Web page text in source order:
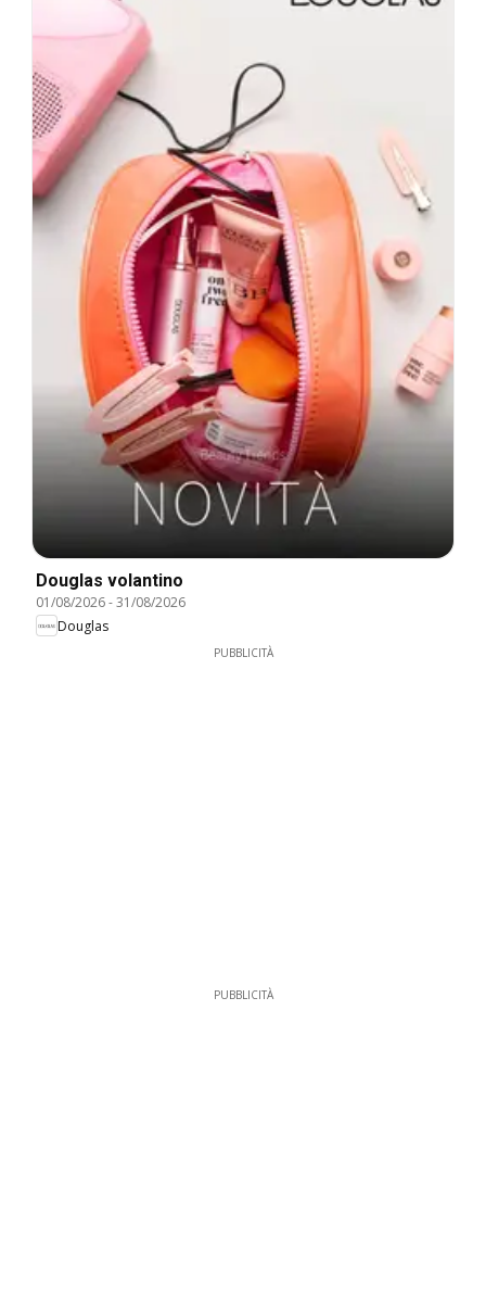
Douglas volantino
01/08/2026-31/08/2026
Douglas
PUBBLICITÀ
PUBBLICITÀ